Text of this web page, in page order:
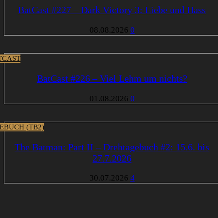
BatCast #227 – Dark Victory 3: Liebe und Hass
08.08.2026 0
BatCast #226 – Viel Lehm um nichts?
01.08.2026 0
(TB2)
The Batman: Part II – Drehtagebuch #2: 15.6. bis
27.7.2026
30.07.2026 4